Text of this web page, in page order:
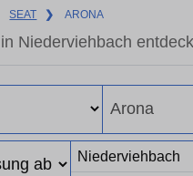
SEAT ❯ ARONA
Niederviehbach